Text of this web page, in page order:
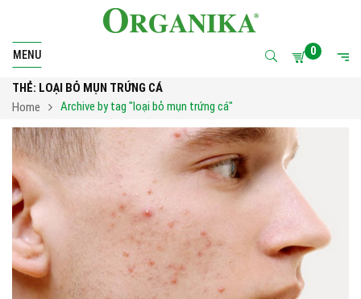
MENU 0
THẺ: LOẠI BỎ MỤN TRỨNG CÁ
Home
Archive by tag "loại bỏ mụn trứng cá"